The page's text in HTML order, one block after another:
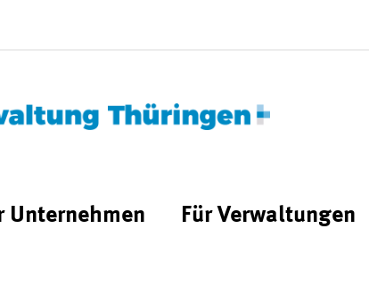
Unternehmen Für Verwaltungen